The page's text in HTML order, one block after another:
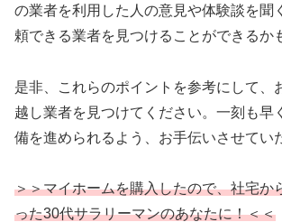
の業者を利用した人の意見や体験談を聞
頼できる業者を見つけることができるか
是非、これらのポイントを参考にして、
越し業者を見つけてください。一刻も早
備を進められるよう、お手伝いさせてい
＞＞マイホームを購入したので、社宅か
った30代サラリーマンのあなたに！＜＜